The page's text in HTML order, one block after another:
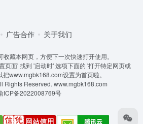
广告合作 关于我们
藏本网页，方便下一次快速打开使用。
页面' 找到 '启动时' 选项下面的 '打开特定网页或
www.mgbk168.com设置为首页啦。
Rights Reserved. www.mgbk168.com
ICP备2022008769号